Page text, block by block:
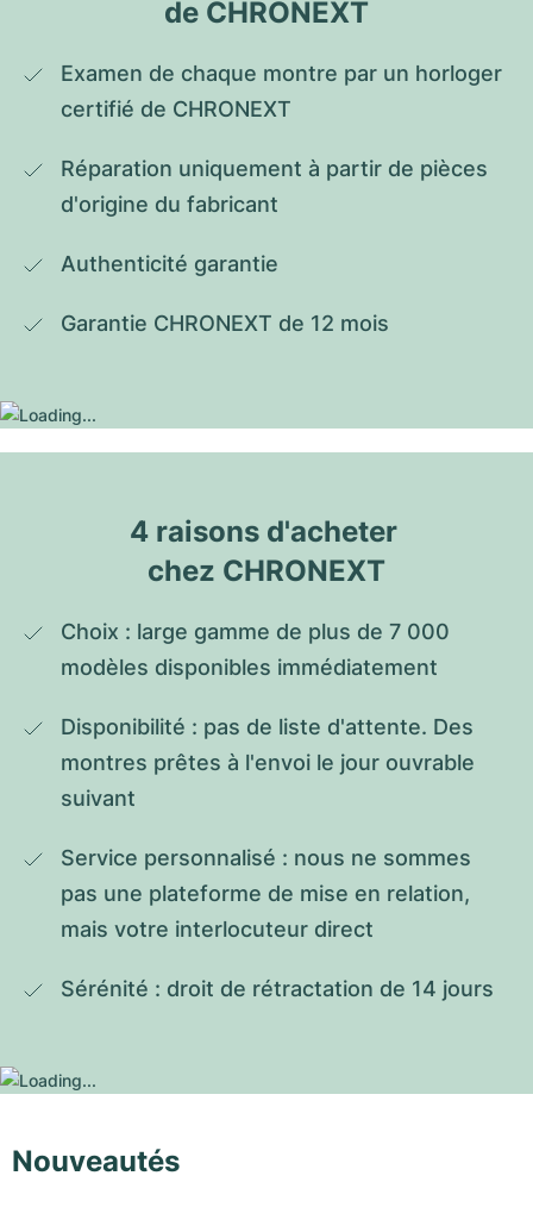
de CHRONEXT
Examen de chaque montre par un horloger
certifié de CHRONEXT
Réparation uniquement à partir de pièces
d'origine du fabricant
Authenticité garantie
Garantie CHRONEXT de 12 mois
4 raisons d'acheter
chez CHRONEXT
Choix : large gamme de plus de 7 000
modèles disponibles immédiatement
Disponibilité : pas de liste d'attente. Des
montres prêtes à l'envoi le jour ouvrable
suivant
Service personnalisé : nous ne sommes
pas une plateforme de mise en relation,
mais votre interlocuteur direct
Sérénité : droit de rétractation de 14 jours
Nouveautés